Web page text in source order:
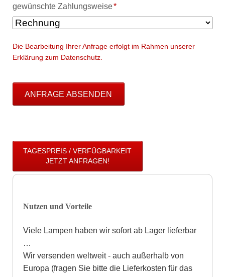
Pflichtfeld
gewünschte Zahlungsweise*
Die Bearbeitung Ihrer Anfrage erfolgt im Rahmen unserer
Erklärung zum Datenschutz.
ANFRAGE ABSENDEN
TAGESPREIS / VERFÜGBARKEIT
JETZT ANFRAGEN!
Nutzen und Vorteile
Viele Lampen haben wir sofort ab Lager lieferbar
…
Wir versenden weltweit - auch außerhalb von
Europa (fragen Sie bitte die Lieferkosten für das